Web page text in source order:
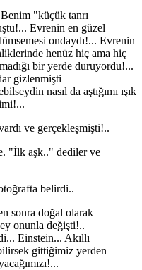
"küçük tanrı
Evrenin en güzel
ondaydı!... Evrenin
henüz hiç ama hiç
bir yerde duruyordu!...
gizlenmişti
nasıl da aştığımı ışık
ve gerçekleşmişti!..
"İlk aşk.." dediler ve
belirdi..
sonra doğal olarak
onunla değişti!..
Einstein... Akıllı
gittiğimiz yerden